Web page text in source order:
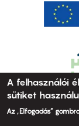
A felhasználói
sütiket
Az „Elfogadás”